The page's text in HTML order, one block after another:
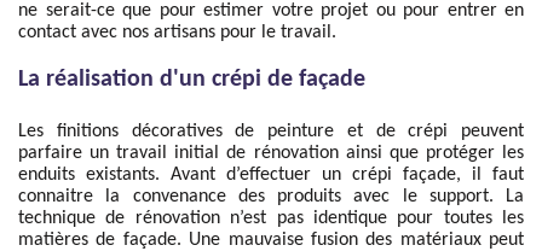
ne serait-ce que pour estimer votre projet ou pour entrer en
contact avec nos artisans pour le travail.
La réalisation d'un crépi de façade
Les finitions décoratives de peinture et de crépi peuvent
parfaire un travail initial de rénovation ainsi que protéger les
enduits existants. Avant d’effectuer un crépi façade, il faut
connaitre la convenance des produits avec le support. La
technique de rénovation n’est pas identique pour toutes les
matières de façade. Une mauvaise fusion des matériaux peut